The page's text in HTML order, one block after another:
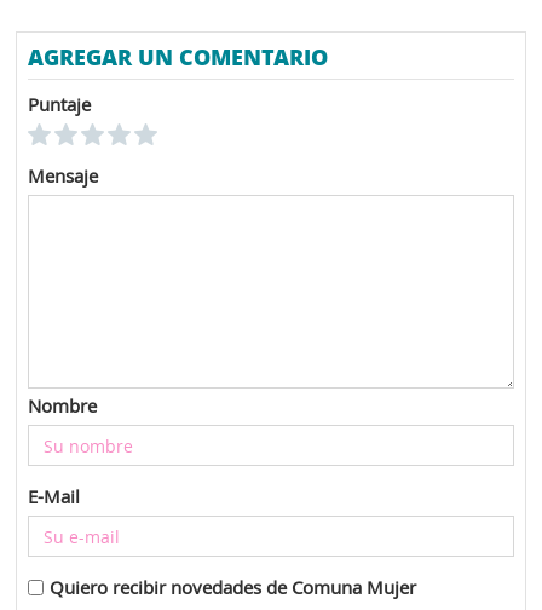
AGREGAR UN COMENTARIO
Puntaje
Mensaje
Nombre
E-Mail
Quiero recibir novedades de Comuna Mujer